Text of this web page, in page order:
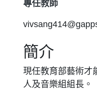
專任教師
簡介
現任教育部藝術才
人及音樂組組長。